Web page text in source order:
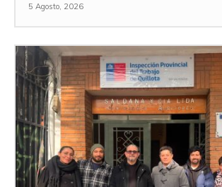
5 Agosto, 2026